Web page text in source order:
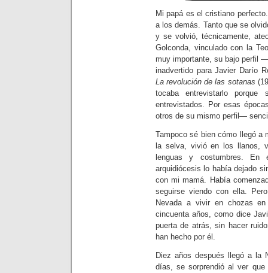
Mi papá es el cristiano
a los demás. Tanto que se
y se volvió, técnicamente,
Golconda, vinculado con la
muy importante, su bajo perfil
inadvertido para Javier Darío
La revolución de las sotanas
tocaba entrevistarlo
entrevistados. Por esas
otros de su mismo perfil—
Tampoco sé bien cómo llegó a
la selva, vivió en los llanos,
lenguas y costumbres.
arquidiócesis lo había dejado
con mi mamá. Había
seguirse viendo con ella.
Nevada a vivir en chozas en
cincuenta años, como dice
puerta de atrás, sin hacer
han hecho por él.
Diez años después llegó a la
días, se sorprendió al ver que